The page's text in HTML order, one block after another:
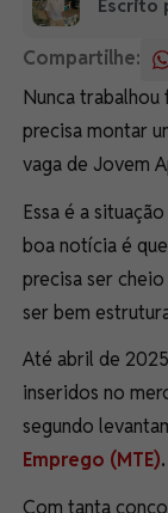
Escrito
Compartilhe:
Nunca trabalhou
precisa montar
vaga de Jovem
Essa é a
boa notícia é
precisa ser
ser bem
Até abril de
inseridos no
segundo
Emprego (MTE).
Com tanta